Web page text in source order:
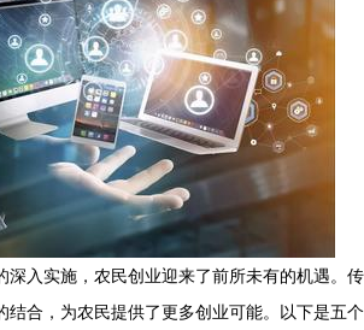
深入实施，农民创业迎来了前所未有的机遇。传
结合，为农民提供了更多创业可能。以下是五个